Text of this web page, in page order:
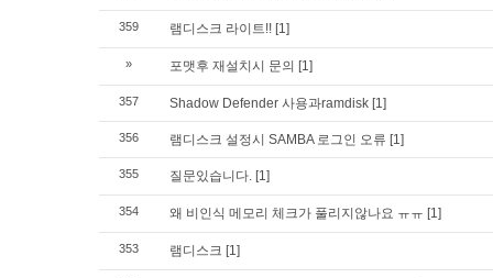
359 램디스크 라이트!! [1]
» 포맷후 재설치시 문의 [1]
357 Shadow Defender 사용과ramdisk [1]
356 램디스크 설정시 SAMBA 로그인 오류 [1]
355 질문있습니다. [1]
354 왜 비인식 메모리 체크가 풀리지않나요 ㅠㅠ [1]
353 램디스크 [1]